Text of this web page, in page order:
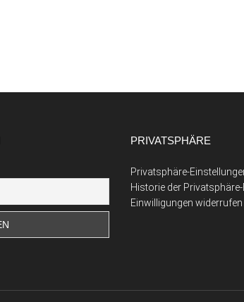
PRIVATSPHÄRE
Privatsphäre-
Historie der
Einwilligungen widerrufen